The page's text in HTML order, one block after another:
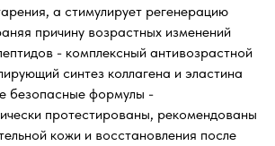
а стимулирует регенерацию
причину возрастных изменений
- комплексный антивозрастной
синтез коллагена и эластина
безопасные формулы -
протестированы, рекомендованы
кожи и восстановления после